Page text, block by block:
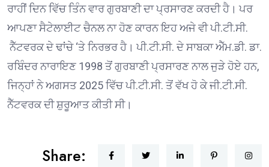
ਰਾਹੀਂ ਦਿਨ ਵਿੱਚ ਤਿੰਨ ਵਾਰ ਗੁਰਬਾਣੀ ਦਾ ਪ੍ਰਸਾਰਣ ਕਰਦੀ ਹੈ। ਪਰ
ਆਪਣਾ ਸੈਟੇਲਾਈਟ ਚੈਨਲ ਨਾ ਹੋਣ ਕਾਰਨ ਇਹ ਅਜੇ ਵੀ ਪੀ.ਟੀ.ਸੀ.
ਨੈੱਟਵਰਕ ਦੇ ਢਾਂਚੇ ‘ਤੇ ਨਿਰਭਰ ਹੈ। ਪੀ.ਟੀ.ਸੀ. ਦੇ ਸਾਬਕਾ ਐੱਮ.ਡੀ. ਡਾ.
ਰਬਿੰਦਰ ਨਾਰਾਇਣ 1998 ਤੋਂ ਗੁਰਬਾਣੀ ਪ੍ਰਸਾਰਣ ਨਾਲ ਜੁੜੇ ਹੋਏ ਹਨ,
ਜਿਨ੍ਹਾਂ ਨੇ ਅਗਸਤ 2025 ਵਿੱਚ ਪੀ.ਟੀ.ਸੀ. ਤੋਂ ਵੱਖ ਹੋ ਕੇ ਜੀ.ਟੀ.ਸੀ.
ਨੈੱਟਵਰਕ ਦੀ ਸ਼ੁਰੂਆਤ ਕੀਤੀ ਸੀ।
Share: